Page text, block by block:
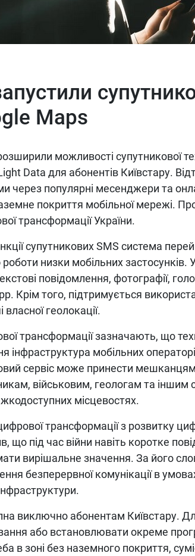
Maps
можливості супутникової
Data для абонентів Київстару.
через популярні месенджери та
покриття мобільної мережі.
трансформації України.
супутникових SMS система
низки мобільних
повідомлення, фотографії,
Крім того, підтримується
геолокації.
трансформації зазначають, що
інфраструктура мобільних
сервіс може принести мешканцям
військовим, геологам та іншим
місцевостях.
трансформації з розвитку
що під час війни навіть коротке
вирішальне значення. За його
безперервної комунікації в
виключно абонентам Київстару.
або встановлювати окреме
в зоні без наземного покриття,